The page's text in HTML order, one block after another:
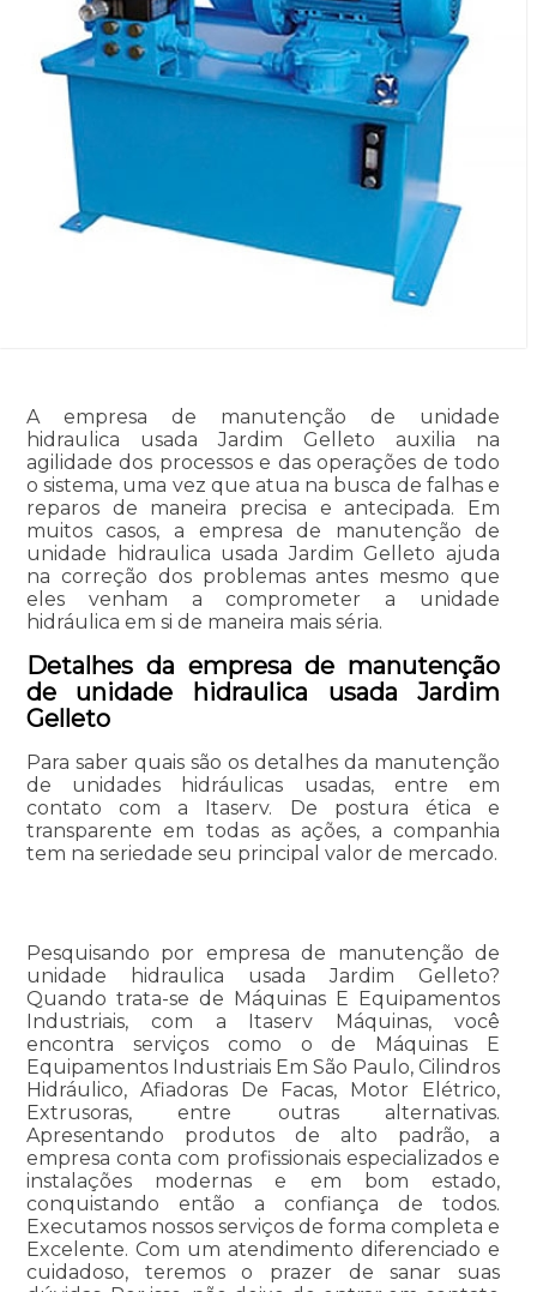
A empresa de manutenção de unidade
hidraulica usada Jardim Gelleto auxilia na
agilidade dos processos e das operações de todo
o sistema, uma vez que atua na busca de falhas e
reparos de maneira precisa e antecipada. Em
muitos casos, a empresa de manutenção de
unidade hidraulica usada Jardim Gelleto ajuda
na correção dos problemas antes mesmo que
eles venham a comprometer a unidade
hidráulica em si de maneira mais séria.
Detalhes da empresa de manutenção
de unidade hidraulica usada Jardim
Gelleto
Para saber quais são os detalhes da manutenção
de unidades hidráulicas usadas, entre em
contato com a Itaserv. De postura ética e
transparente em todas as ações, a companhia
tem na seriedade seu principal valor de mercado.
Pesquisando por empresa de manutenção de
unidade hidraulica usada Jardim Gelleto?
Quando trata-se de Máquinas E Equipamentos
Industriais, com a Itaserv Máquinas, você
encontra serviços como o de Máquinas E
Equipamentos Industriais Em São Paulo, Cilindros
Hidráulico, Afiadoras De Facas, Motor Elétrico,
Extrusoras, entre outras alternativas.
Apresentando produtos de alto padrão, a
empresa conta com profissionais especializados e
instalações modernas e em bom estado,
conquistando então a confiança de todos.
Executamos nossos serviços de forma completa e
Excelente. Com um atendimento diferenciado e
cuidadoso, teremos o prazer de sanar suas